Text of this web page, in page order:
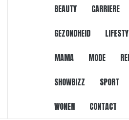
BEAUTY CARRIERE
GEZONDHEID
MAMA MODE
SHOWBIZZ SPORT
WONEN CONTACT